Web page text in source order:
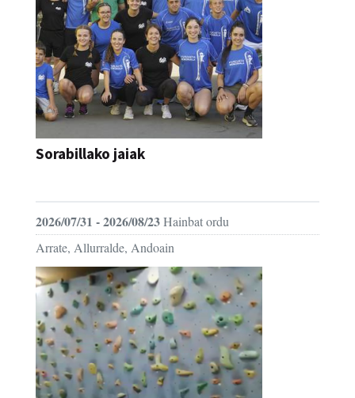
Sorabillako jaiak
2026/07/31 - 2026/08/23Hainbat ordu
Arrate, Allurralde, Andoain